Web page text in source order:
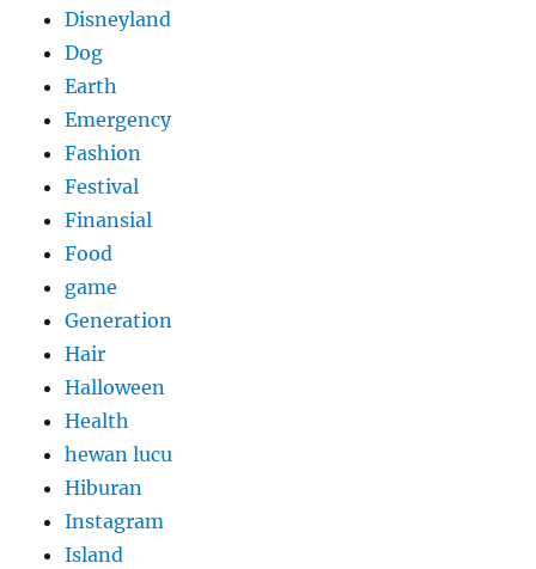
Disneyland
Dog
Earth
Emergency
Fashion
Festival
Finansial
Food
game
Generation
Hair
Halloween
Health
hewan lucu
Hiburan
Instagram
Island